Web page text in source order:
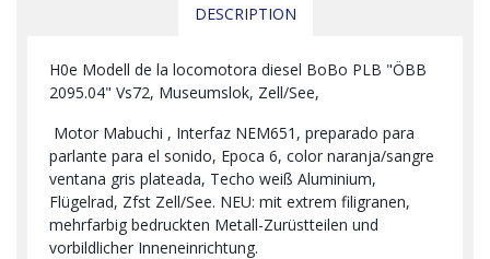
DESCRIPTION
H0e Modell de la locomotora diesel BoBo PLB "ÖBB
2095.04" Vs72, Museumslok, Zell/See,
Motor Mabuchi , Interfaz NEM651, preparado para
parlante para el sonido, Epoca 6, color naranja/sangre
ventana gris plateada, Techo weiß Aluminium,
Flügelrad, Zfst Zell/See. NEU: mit extrem filigranen,
mehrfarbig bedruckten Metall-Zurüstteilen und
vorbildlicher Inneneinrichtung.